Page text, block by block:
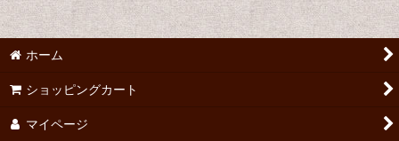
ホーム
ショッピングカート
マイページ